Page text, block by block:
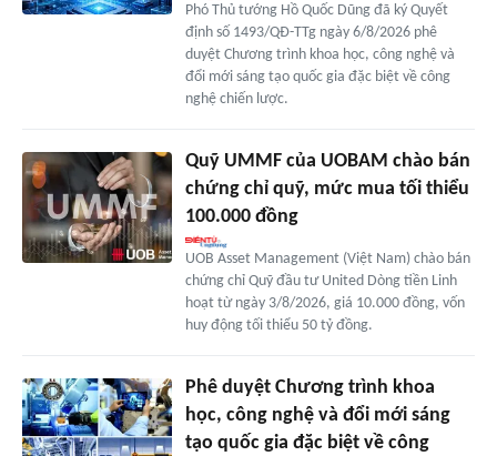
Phó Thủ tướng Hồ Quốc Dũng đã ký Quyết
định số 1493/QĐ-TTg ngày 6/8/2026 phê
duyệt Chương trình khoa học, công nghệ và
đổi mới sáng tạo quốc gia đặc biệt về công
nghệ chiến lược.
Quỹ UMMF của UOBAM chào bán
chứng chỉ quỹ, mức mua tối thiểu
100.000 đồng
UOB Asset Management (Việt Nam) chào bán
chứng chỉ Quỹ đầu tư United Dòng tiền Linh
hoạt từ ngày 3/8/2026, giá 10.000 đồng, vốn
huy động tối thiểu 50 tỷ đồng.
Phê duyệt Chương trình khoa
học, công nghệ và đổi mới sáng
tạo quốc gia đặc biệt về công